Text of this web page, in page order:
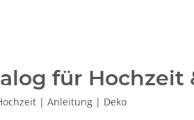
für Hochzeit
| Anleitung | Deko